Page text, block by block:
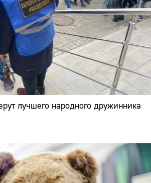
лучшего народного дружинника